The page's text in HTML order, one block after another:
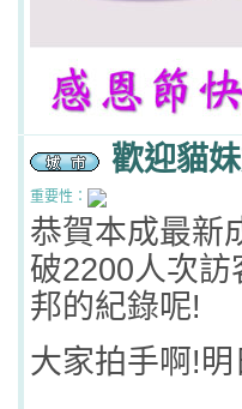
歡迎貓
重要性：
恭賀本成最新
破2200人次
邦的紀錄呢!
大家拍手啊!